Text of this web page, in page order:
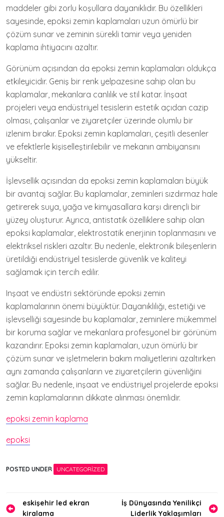
maddeler gibi zorlu koşullara dayanıklıdır. Bu özellikleri
sayesinde, epoksi zemin kaplamaları uzun ömürlü bir
çözüm sunar ve zeminin sürekli tamir veya yeniden
kaplama ihtiyacını azaltır.
Görünüm açısından da epoksi zemin kaplamaları oldukça
etkileyicidir. Geniş bir renk yelpazesine sahip olan bu
kaplamalar, mekanlara canlılık ve stil katar. İnşaat
projeleri veya endüstriyel tesislerin estetik açıdan cazip
olması, çalışanlar ve ziyaretçiler üzerinde olumlu bir
izlenim bırakır. Epoksi zemin kaplamaları, çeşitli desenler
ve efektlerle kişiselleştirilebilir ve mekanın ambiyansını
yükseltir.
İşlevsellik açısından da epoksi zemin kaplamaları büyük
bir avantaj sağlar. Bu kaplamalar, zeminleri sızdırmaz hale
getirerek suya, yağa ve kimyasallara karşı dirençli bir
yüzey oluşturur. Ayrıca, antistatik özelliklere sahip olan
epoksi kaplamalar, elektrostatik enerjinin toplanmasını ve
elektriksel riskleri azaltır. Bu nedenle, elektronik bileşenlerin
üretildiği endüstriyel tesislerde güvenlik ve kaliteyi
sağlamak için tercih edilir.
Inşaat ve endüstri sektöründe epoksi zemin
kaplamalarının önemi büyüktür. Dayanıklılığı, estetiği ve
işlevselliği sayesinde bu kaplamalar, zeminlere mükemmel
bir koruma sağlar ve mekanlara profesyonel bir görünüm
kazandırır. Epoksi zemin kaplamaları, uzun ömürlü bir
çözüm sunar ve işletmelerin bakım maliyetlerini azaltırken
aynı zamanda çalışanların ve ziyaretçilerin güvenliğini
sağlar. Bu nedenle, inşaat ve endüstriyel projelerde epoksi
zemin kaplamalarının dikkate alınması önemlidir.
epoksi zemin kaplama
epoksi
POSTED UNDER UNCATEGORIZED
Yazıeskişehir led ekran
kiralama
İş Dünyasında Yenilikçi
Liderlik Yaklaşımları